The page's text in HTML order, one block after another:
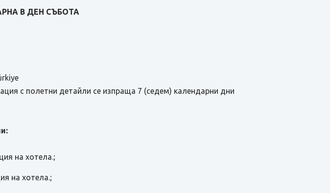
В ДЕН СЪБОТА
с полетни детайли се изпраща 7 (седем) календарни дни
на хотела.;
на хотела.;